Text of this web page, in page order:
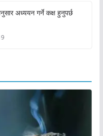
अध्ययन गर्ने कक्ष हुनुपर्छ